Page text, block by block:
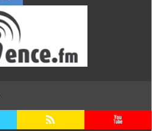
rss youtube